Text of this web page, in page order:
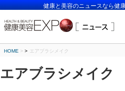
健康と美容のニュースなら健
HOME > エアブラシメイク
エアブラシメイク